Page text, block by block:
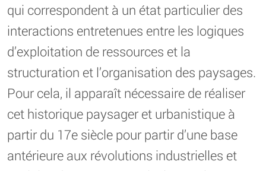
qui correspondent à un état particulier des
interactions entretenues entre les logiques
d’exploitation de ressources et la
structuration et l’organisation des paysages.
Pour cela, il apparaît nécessaire de réaliser
cet historique paysager et urbanistique à
partir du 17e siècle pour partir d’une base
antérieure aux révolutions industrielles et